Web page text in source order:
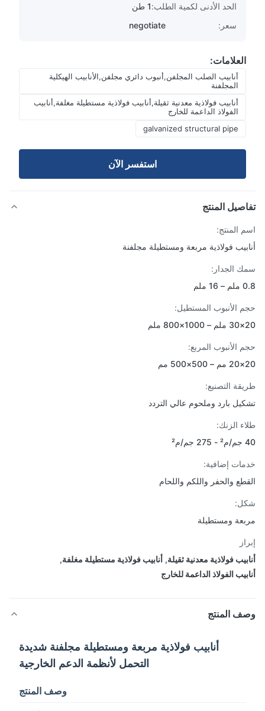
الحد الأدنى لكمية الطلب:1 طن
negotiate
العلامات:
أنابيب الصلب المجلفن,أنبوب دائري مجلفن,الأنابيب الهيكلية
المجلفنة
أنابيب فولاذية معدنية ثقيلة,أنابيب فولاذية مستطيلة مغلفة,أنابيب
الفولاذ الداعمة للخارج
galvanized structural pipe
استفسر الآن
المنتج
المنتج:
فولاذية مربعة ومستطيلة مجلفنة
الجدار:
الأنبوب المستطيل:
الأنبوب المربع:
التصنيع:
بارد وملحوم عالي التردد
الزنك:
إضافية:
والحفر واللكم واللحام
ومستطيلة
فولاذية معدنية ثقيلة ,أنابيب فولاذية مستطيلة مغلفة,
الفولاذ الداعمة للخارج
المنتج
أنابيب فولاذية مربعة ومستطيلة مجلفنة شديدة
التحمل لأنظمة الدعم الخارجية
وصف المنتج